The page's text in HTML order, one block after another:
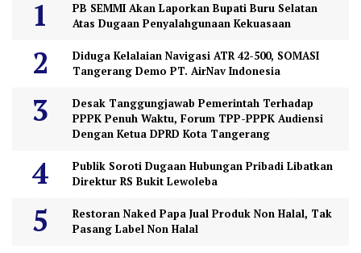
PB SEMMI Akan Laporkan Bupati Buru Selatan
Atas Dugaan Penyalahgunaan Kekuasaan
Diduga Kelalaian Navigasi ATR 42-500, SOMASI
Tangerang Demo PT. AirNav Indonesia
Desak Tanggungjawab Pemerintah Terhadap
PPPK Penuh Waktu, Forum TPP-PPPK Audiensi
Dengan Ketua DPRD Kota Tangerang
Publik Soroti Dugaan Hubungan Pribadi Libatkan
Direktur RS Bukit Lewoleba
Restoran Naked Papa Jual Produk Non Halal, Tak
Pasang Label Non Halal